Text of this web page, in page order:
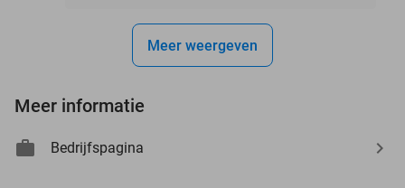
Meer weergeven
Meer informatie
Bedrijfspagina